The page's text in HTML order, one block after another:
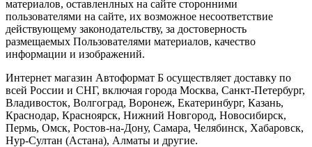
материалов, оставленлных на сайте сторонними
пользователями на сайте, их возможное несоответствие
действующему законодательству, за достоверность
размещаемых Пользователями материалов, качество
информации и изображений.
Интернет магазин Автоформат Б осуществляет доставку по
всей России и СНГ, включая города Москва, Санкт-Петербург,
Владивосток, Волгоград, Воронеж, Екатеринбург, Казань,
Краснодар, Красноярск, Нижний Новгород, Новосибирск,
Пермь, Омск, Ростов-на-Дону, Самара, Челябинск, Хабаровск,
Нур-Султан (Астана), Алматы и другие.